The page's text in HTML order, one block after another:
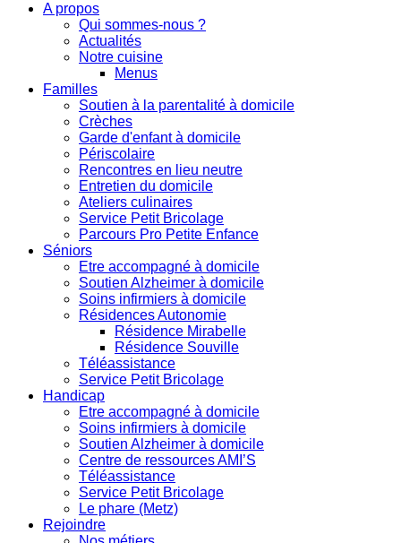
A propos
Qui sommes-nous ?
Actualités
Notre cuisine
Menus
Familles
Soutien à la parentalité à domicile
Crèches
Garde d'enfant à domicile
Périscolaire
Rencontres en lieu neutre
Entretien du domicile
Ateliers culinaires
Service Petit Bricolage
Parcours Pro Petite Enfance
Séniors
Etre accompagné à domicile
Soutien Alzheimer à domicile
Soins infirmiers à domicile
Résidences Autonomie
Résidence Mirabelle
Résidence Souville
Téléassistance
Service Petit Bricolage
Handicap
Etre accompagné à domicile
Soins infirmiers à domicile
Soutien Alzheimer à domicile
Centre de ressources AMI’S
Téléassistance
Service Petit Bricolage
Le phare (Metz)
Rejoindre